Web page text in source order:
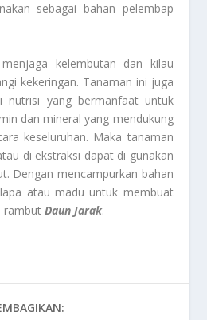
sebagai bahan pelembap
kelembutan dan kilau
kekeringan. Tanaman ini juga
nutrisi yang bermanfaat untuk
dan mineral yang mendukung
keseluruhan. Maka tanaman
di ekstraksi dapat di gunakan
Dengan mencampurkan bahan
atau madu untuk membuat
rambutDaun Jarak.